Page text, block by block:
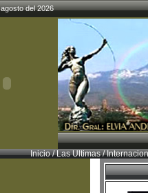
del 2026
Inicio/Las Ultimas/